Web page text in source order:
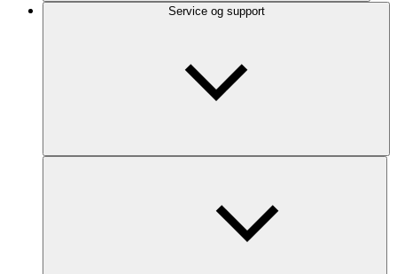
Service og support